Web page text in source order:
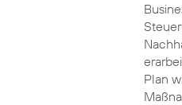
Plan